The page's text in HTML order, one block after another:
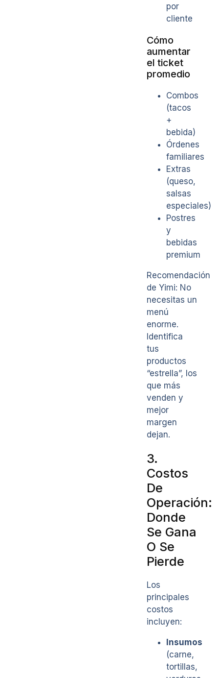
por
cliente
Cómo
aumentar
el ticket
promedio
Combos
(tacos
+
bebida)
Órdenes
familiares
Extras
(queso,
salsas
especiales)
Postres
y
bebidas
premium
Recomendación
de Yimi: No
necesitas un
menú
enorme.
Identifica
tus
productos
“estrella”, los
que más
venden y
mejor
margen
dejan.
3.
Costos
De
Operación:
Donde
Se Gana
O Se
Pierde
Los
principales
costos
incluyen:
Insumos
(carne,
tortillas,